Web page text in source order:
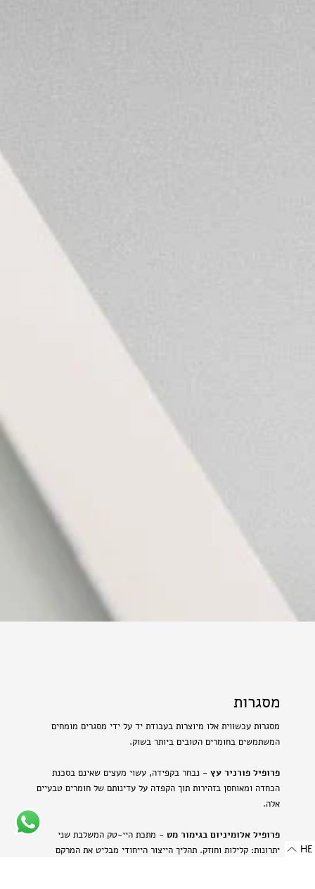
מסגרות
מסגרות עכשווית אלו מיוצרות בעבודת יד על ידי מסגרים מומחים
המשתמשים בחומרים הטובים ביותר בשוק.
פרופיל פורניר עץ - נבחר בקפידה, עשוי מעצים שאינם בסכנת
הכחדה ומאוחסן בזהירות תוך הקפדה על עדינותם של חומרים טבעיים
אלה.
פרופיל אלומיניום בגימור מט - מתכת היי-טק המשלבת שני
יתרונות: קלילות וחוזק. תהליך הייצור הייחודי מבליט את המרקם
HE